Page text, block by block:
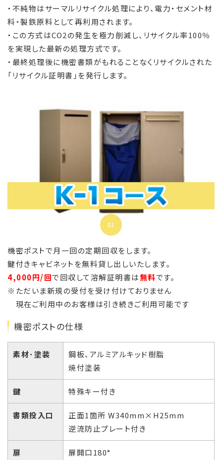
・不純物はサーマルリサイクル処理により、電力・セメント材
料・製鉄原料として再利用されます。
・この方式はCO2の発生を極力削減し、リサイクル率100％
を実現した最新の処理方式です。
・最終処理後に機密書類がもれることなくリサイクルされた
「リサイクル証明書」を発行します。
01
機密ポストで月一回の定期回収をします。
鍵付きキャビネットを無料貸し出しいたします。
4,000円/回で回収して溶解証明書は無料です。
※ただいま新規の受付を受け付けておりません
現在ご利用中のお客様は引き続きご利用可能です
機密ポストの仕様
素材･塗装
鋼板、アルミアルキッド樹脂
焼付塗装
鍵 特殊キー付き
書類投入口
正面1箇所 W340mm×H25mm
逆流防止プレート付き
扉 扉開口180°